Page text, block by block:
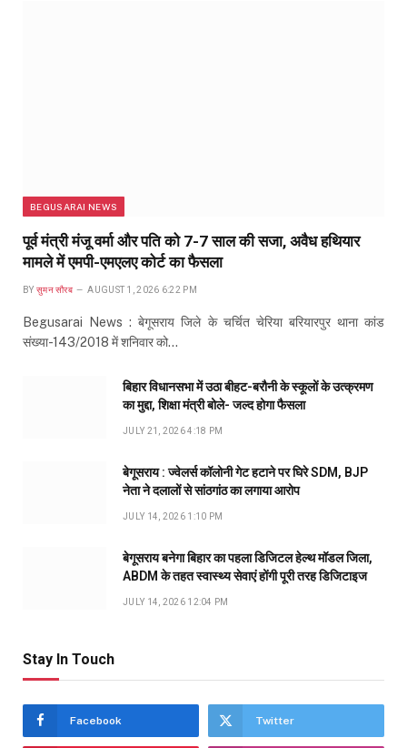
BEGUSARAI NEWS
पूर्व मंत्री मंजू वर्मा और पति को 7-7 साल की सजा, अवैध हथियार
मामले में एमपी-एमएलए कोर्ट का फैसला
BY सुमन सौरब AUGUST 1, 2026 6:22 PM
Begusarai News : बेगूसराय जिले के चर्चित चेरिया बरियारपुर थाना कांड
संख्या-143/2018 में शनिवार को…
बिहार विधानसभा में उठा बीहट-बरौनी के स्कूलों के उत्क्रमण
का मुद्दा, शिक्षा मंत्री बोले- जल्द होगा फैसला
JULY 21, 2026 4:18 PM
बेगूसराय : ज्वेलर्स कॉलोनी गेट हटाने पर घिरे SDM, BJP
नेता ने दलालों से सांठगांठ का लगाया आरोप
JULY 14, 2026 1:10 PM
बेगूसराय बनेगा बिहार का पहला डिजिटल हेल्थ मॉडल जिला,
ABDM के तहत स्वास्थ्य सेवाएं होंगी पूरी तरह डिजिटाइज
JULY 14, 2026 12:04 PM
Stay In Touch
Facebook Twitter